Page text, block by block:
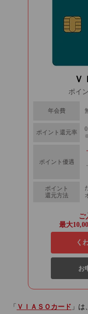
Ｖ
ポイ
年会費
ポイント還元率
ポイント優遇
ポイント
還元方法
ご
最大
く
お
「 ＶＩＡＳＯカード 」